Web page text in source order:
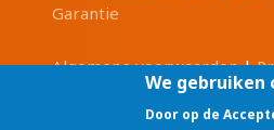
Garantie
Algemene voorwaarden|
We
Door op de